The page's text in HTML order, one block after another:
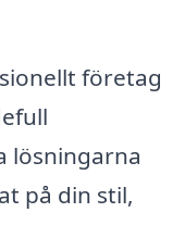
företag
lösningarna
på din stil,